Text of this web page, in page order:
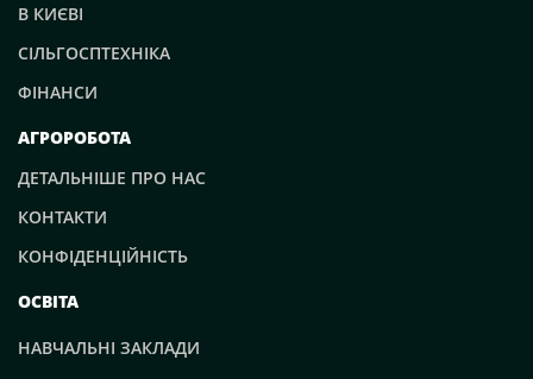
В КИЄВІ
СІЛЬГОСПТЕХНІКА
ФІНАНСИ
АГРОРОБОТА
ДЕТАЛЬНІШЕ ПРО НАС
КОНТАКТИ
КОНФІДЕНЦІЙНІСТЬ
ОСВІТА
НАВЧАЛЬНІ ЗАКЛАДИ